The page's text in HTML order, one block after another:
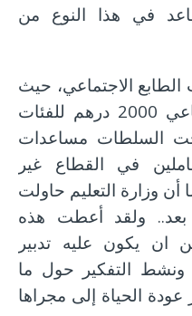
في هذا النوع من
الطابع الاجتماعي، حيث
دفع صندوق الضمان الاجتماعي 2000 درهم للفئات
السلطات مساعدات
في القطاع غير
درهم. كما أن وزارة التعليم حاولت
بعد.. ولقد أعطت هذه
ان يكون عليه تدبير
التفكير حول ما
عودة الحياة إلى مجراها